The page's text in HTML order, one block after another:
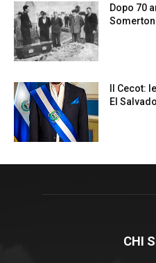
CHI